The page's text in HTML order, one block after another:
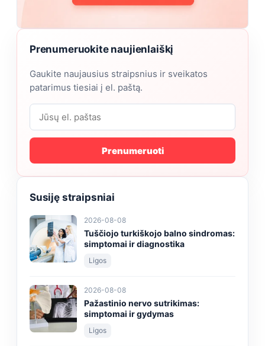
Prenumeruokite naujienlaiškį
Gaukite naujausius straipsnius ir sveikatos
patarimus tiesiai į el. paštą.
Prenumeruoti
Susiję straipsniai
2026-08-08
Tuščiojo turkiškojo balno sindromas:
simptomai ir diagnostika
Ligos
2026-08-08
Pažastinio nervo sutrikimas:
simptomai ir gydymas
Ligos